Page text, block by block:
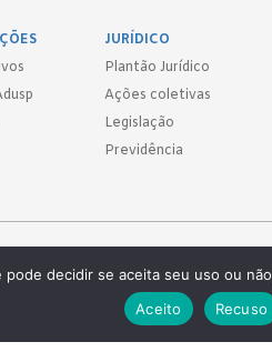
JURÍDICO
Plantão Jurídico
Ações coletivas
Legislação
Previdência
9245 ● (11) 3814-1715 ● (11) 3032-5950
decidir se aceita seu uso ou
Aceito
Recuso